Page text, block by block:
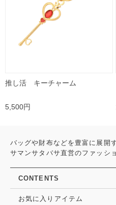
推し活 キーチャーム
5,500円
バッグや財布などを豊富に展開
サマンサタバサ直営のファッシ
CONTENTS
お気に入りアイテム